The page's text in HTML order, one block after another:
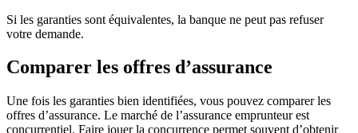
Si les garanties sont équivalentes, la banque ne peut pas refuser
votre demande.
Comparer les offres d’assurance
Une fois les garanties bien identifiées, vous pouvez comparer les
offres d’assurance. Le marché de l’assurance emprunteur est
concurrentiel. Faire jouer la concurrence permet souvent d’obtenir